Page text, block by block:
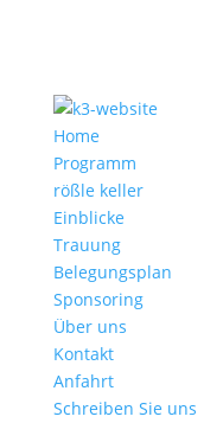
Home
Programm
rößle keller
Einblicke
Trauung
Belegungsplan
Sponsoring
Über uns
Kontakt
Anfahrt
Schreiben Sie uns